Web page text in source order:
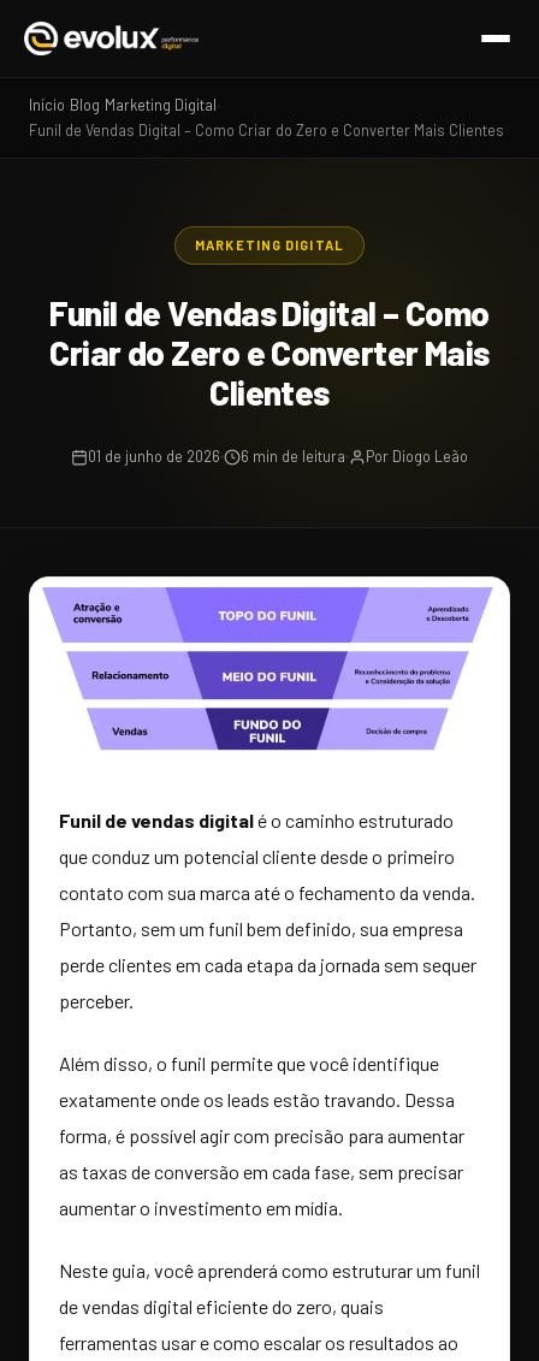
Início Blog Marketing Digital
Funil de Vendas Digital – Como Criar do Zero e Converter Mais Clientes
MARKETING DIGITAL
Funil de Vendas Digital – Como
Criar do Zero e Converter Mais
Clientes
01 de junho de 2026 6 min de leitura Por Diogo Leão
Funil de vendas digitalé o caminho estruturado
que conduz um potencial cliente desde o primeiro
contato com sua marca até o fechamento da venda.
Portanto, sem um funil bem definido, sua empresa
perde clientes em cada etapa da jornada sem sequer
perceber.
Além disso, o funil permite que você identifique
exatamente onde os leads estão travando. Dessa
forma, é possível agir com precisão para aumentar
as taxas de conversão em cada fase, sem precisar
aumentar o investimento em mídia.
Neste guia, você aprenderá como estruturar um funil
de vendas digital eficiente do zero, quais
ferramentas usar e como escalar os resultados ao